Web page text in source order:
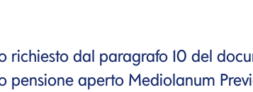
richiesto dal paragrafo 10 del
pensione aperto Mediolanum